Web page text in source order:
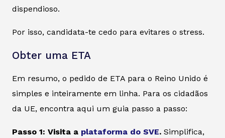
dispendioso.
Por isso, candidata-te cedo para evitares o stress.
Obter uma ETA
Em resumo, o pedido de ETA para o Reino Unido é
simples e inteiramente em linha. Para os cidadãos
da UE, encontra aqui um guia passo a passo:
Passo 1: Visita a plataforma do SVE. Simplifica,